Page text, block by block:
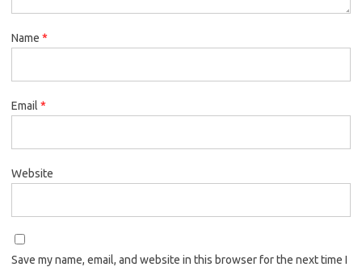
Name *
Email *
Website
Save my name, email, and website in this browser for the next time I